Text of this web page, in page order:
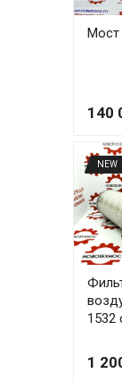
Мост
140
NEW
1532
1